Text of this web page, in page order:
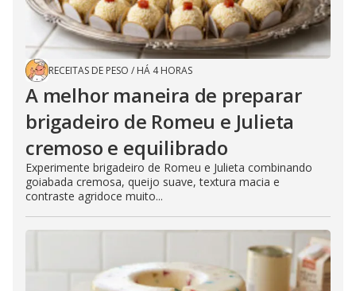
RECEITAS DE PESO / HÁ 4 HORAS
A melhor maneira de preparar
brigadeiro de Romeu e Julieta
cremoso e equilibrado
Experimente brigadeiro de Romeu e Julieta combinando
goiabada cremosa, queijo suave, textura macia e
contraste agridoce muito...